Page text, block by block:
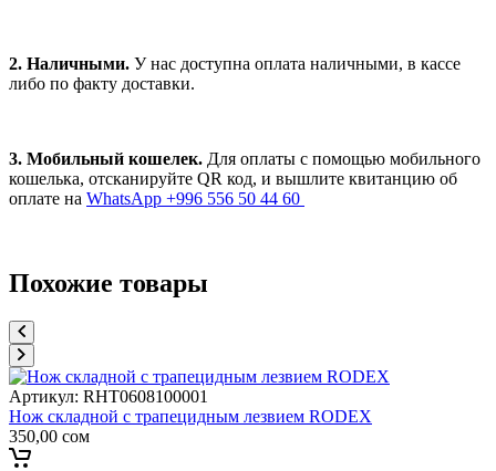
2. Наличными. У нас доступна оплата наличными, в кассе
либо по факту доставки.
3. Мобильный кошелек. Для оплаты с помощью мобильного
кошелька, отсканируйте QR код, и вышлите квитанцию об
оплате на WhatsApp +996 556 50 44 60
Похожие товары
Артикул: RHT0608100001
Нож складной с трапецидным лезвием RODEX
350,00 сом